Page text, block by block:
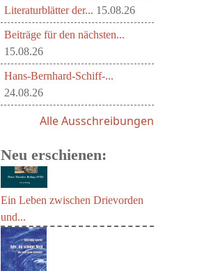
Literaturblätter der... 15.08.26
Beiträge für den nächsten...
15.08.26
Hans-Bernhard-Schiff-...
24.08.26
Alle Ausschreibungen
Neu erschienen:
Ein Leben zwischen Drievorden
und...